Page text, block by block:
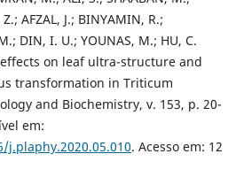
AFZAL, J.; BINYAMIN, R.;
DIN, I. U.; YOUNAS, M.; HU, C.
on leaf ultra-structure and
transformation in Triticum
and Biochemistry, v. 153, p. 20-
em:
. Acesso em: 12